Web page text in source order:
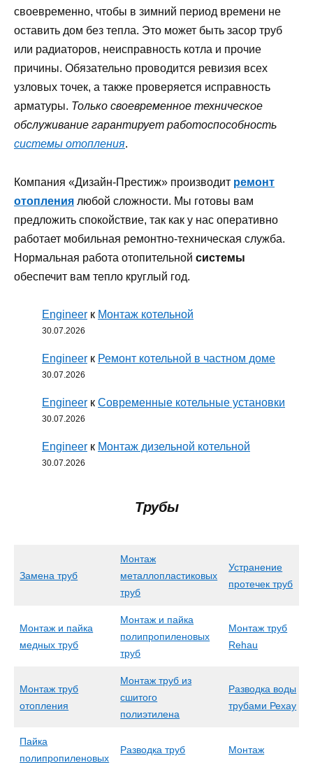
своевременно, чтобы в зимний период времени не
оставить дом без тепла. Это может быть засор труб
или радиаторов, неисправность котла и прочие
причины. Обязательно проводится ревизия всех
узловых точек, а также проверяется исправность
арматуры. Только своевременное техническое
обслуживание гарантирует работоспособность
системы отопления.
Компания «Дизайн-Престиж» производит ремонт
отопления любой сложности. Мы готовы вам
предложить спокойствие, так как у нас оперативно
работает мобильная ремонтно-техническая служба.
Нормальная работа отопительной системы
обеспечит вам тепло круглый год.
Engineer к Монтаж котельной
30.07.2026
Engineer к Ремонт котельной в частном доме
30.07.2026
Engineer к Современные котельные установки
30.07.2026
Engineer к Монтаж дизельной котельной
30.07.2026
Трубы
Замена труб
Монтаж
металлопластиковых
труб
Устранение
протечек труб
Монтаж и пайка
медных труб
Монтаж и пайка
полипропиленовых
труб
Монтаж труб
Rehau
Монтаж труб
отопления
Монтаж труб из
сшитого
полиэтилена
Разводка воды
трубами Рехау
Пайка
полипропиленовых
Разводка труб
Монтаж